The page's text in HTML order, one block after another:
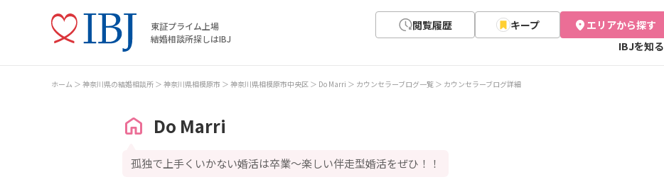
東証プライム上場
結婚相談所探しはIBJ
閲覧履歴 キープ エリアから探す
IBJを知る
ホーム 神奈川県の結婚相談所 神奈川県相模原市 神奈川県相模原市中央区 Do Marri カウンセラーブログ一覧 カウンセラーブログ詳細
Do Marri
孤独で上手くいかない婚活は卒業～楽しい伴走型婚活をぜひ！！